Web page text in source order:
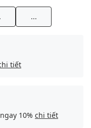
...
tiết
10% chi tiết